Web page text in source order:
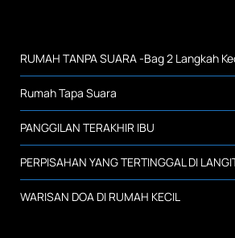
RUMAH TANPA SUARA -Bag 2 Langkah
Rumah Tapa Suara
PANGGILAN TERAKHIR IBU
PERPISAHAN YANG TERTINGGAL DI
WARISAN DOA DI RUMAH KECIL